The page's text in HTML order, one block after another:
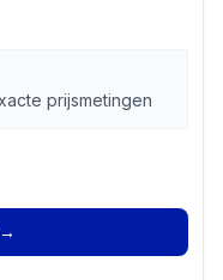
prijsmetingen